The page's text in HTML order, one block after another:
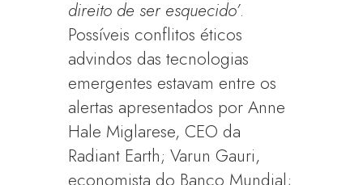
direito de ser esquecido’.
Possíveis conflitos éticos
advindos das tecnologias
emergentes estavam entre os
alertas apresentados por Anne
Hale Miglarese, CEO da
Radiant Earth; Varun Gauri,
economista do Banco Mundial;